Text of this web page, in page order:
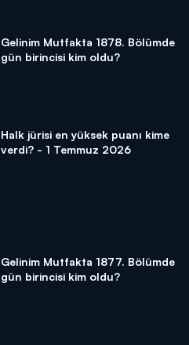
Gelinim Mutfakta 1878. Bölümde
gün birincisi kim oldu?
Halk jürisi en yüksek puanı kime
verdi? - 1 Temmuz 2026
Gelinim Mutfakta 1877. Bölümde
gün birincisi kim oldu?